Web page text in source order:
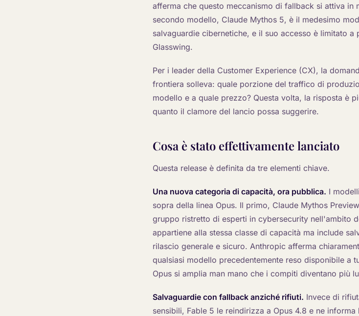
afferma che questo meccanismo di fallback si attiva in
secondo modello, Claude Mythos 5, è il medesimo
salvaguardie cibernetiche, e il suo accesso è limitato a
Glasswing.
Per i leader della Customer Experience (CX), la
frontiera solleva: quale porzione del traffico di
modello e a quale prezzo? Questa volta, la risposta è
quanto il clamore del lancio possa suggerire.
Cosa è stato effettivamente lanciato
Questa release è definita da tre elementi chiave.
Una nuova categoria di capacità, ora pubblica. I
sopra della linea Opus. Il primo, Claude Mythos
gruppo ristretto di esperti in cybersecurity nell'ambito
appartiene alla stessa classe di capacità ma include
rilascio generale e sicuro. Anthropic afferma
qualsiasi modello precedentemente reso disponibile a
Opus si amplia man mano che i compiti diventano più
Salvaguardie con fallback anziché rifiuti. Invece di
sensibili, Fable 5 le reindirizza a Opus 4.8 e ne